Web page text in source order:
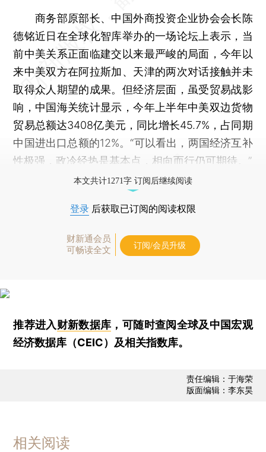
商务部原部长、中国外商投资企业协会会长陈
德铭近日在全球化智库举办的一场论坛上表示，当
前中美关系正面临建交以来最严峻的局面，今年以
来中美双方在阿拉斯加、天津的两次对话接触并未
取得众人期望的成果。但经济层面，虽受贸易战影
响，中国海关统计显示，今年上半年中美双边货物
贸易总额达3408亿美元，同比增长45.7%，占同期
中国进出口总额的12%。“可以看出，两国经济互补
性极强，政冷经热是基本点，相向而行仍可期待。”
本文共计1271字 订阅后继续阅读
登录 后获取已订阅的阅读权限
财新通会员
可畅读全文
订阅/会员升级
推荐进入财新数据库 ，可随时查阅全球及中国宏观
经济数据库（CEIC）及相关指数库。
责任编辑：于海荣
版面编辑：李东昊
相关阅读